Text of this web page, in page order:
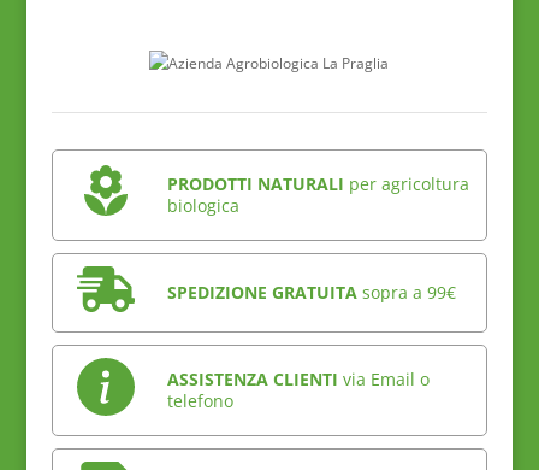
PRODOTTI NATURALI per agricoltura
biologica
SPEDIZIONE GRATUITAsopra a 99€
ASSISTENZA CLIENTI via Email o
telefono